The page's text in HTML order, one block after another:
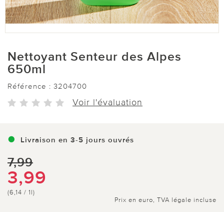
Nettoyant Senteur des Alpes
650ml
Référence : 3204700
Voir l'évaluation
Livraison en 3-5 jours ouvrés
7,99
3,99
(6,14 / 1l)
Prix en euro, TVA légale incluse